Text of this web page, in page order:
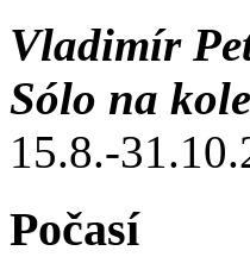
Vladimír
Sólo na
15.8.-
Počasí